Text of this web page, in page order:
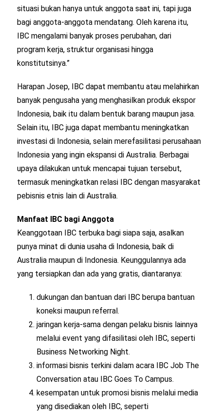
situasi bukan hanya untuk anggota saat ini, tapi juga
bagi anggota-anggota mendatang. Oleh karena itu,
IBC mengalami banyak proses perubahan, dari
program kerja, struktur organisasi hingga
konstitutsinya.”
Harapan Josep, IBC dapat membantu atau melahirkan
banyak pengusaha yang menghasilkan produk ekspor
Indonesia, baik itu dalam bentuk barang maupun jasa.
Selain itu, IBC juga dapat membantu meningkatkan
investasi di Indonesia, selain merefasilitasi perusahaan
Indonesia yang ingin ekspansi di Australia. Berbagai
upaya dilakukan untuk mencapai tujuan tersebut,
termasuk meningkatkan relasi IBC dengan masyarakat
pebisnis etnis lain di Australia.
Manfaat IBC bagi Anggota
Keanggotaan IBC terbuka bagi siapa saja, asalkan
punya minat di dunia usaha di Indonesia, baik di
Australia maupun di Indonesia. Keunggulannya ada
yang tersiapkan dan ada yang gratis, diantaranya:
dukungan dan bantuan dari IBC berupa bantuan
koneksi maupun referral.
jaringan kerja-sama dengan pelaku bisnis lainnya
melalui event yang difasilitasi oleh IBC, seperti
Business Networking Night.
informasi bisnis terkini dalam acara IBC Job The
Conversation atau IBC Goes To Campus.
kesempatan untuk promosi bisnis melalui media
yang disediakan oleh IBC, seperti